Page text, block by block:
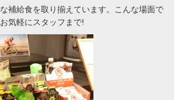
補給食を取り揃えています。こんな場面で
気軽にスタッフまで!